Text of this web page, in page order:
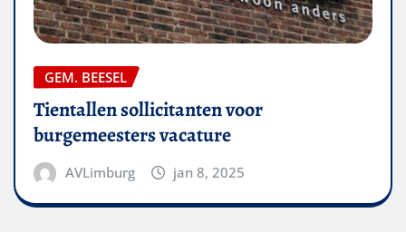
GEM. BEESEL
Tientallen sollicitanten voor
burgemeesters vacature
AVLimburg jan 8, 2025